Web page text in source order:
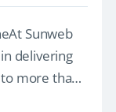
Sunweb
delivering
more than